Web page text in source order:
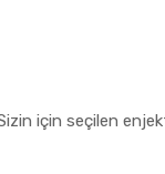
için seçilen